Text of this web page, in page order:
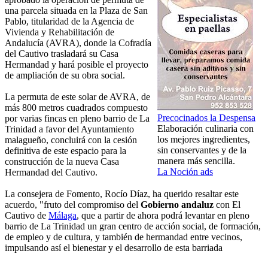
Precocinados la Despensa
Elaboración culinaria con
los mejores ingredientes,
sin conservantes y de la
manera más sencilla.
La Noción ads
una parcela situada en la Plaza de San
Pablo, titularidad de la Agencia de
Vivienda y Rehabilitación de
Andalucía (AVRA), donde la Cofradía
del Cautivo trasladará su Casa
Hermandad y hará posible el proyecto
de ampliación de su obra social.
La permuta de este solar de AVRA, de
más 800 metros cuadrados compuesto
por varias fincas en pleno barrio de La
Trinidad a favor del Ayuntamiento
malagueño, concluirá con la cesión
definitiva de este espacio para la
construcción de la nueva Casa
Hermandad del Cautivo.
La consejera de Fomento, Rocío Díaz, ha querido resaltar este
acuerdo, "fruto del compromiso del Gobierno andaluz con El
Cautivo de Málaga, que a partir de ahora podrá levantar en pleno
barrio de La Trinidad un gran centro de acción social, de formación,
de empleo y de cultura, y también de hermandad entre vecinos,
impulsando así el bienestar y el desarrollo de esta barriada